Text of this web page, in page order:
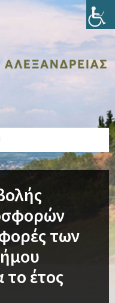
των
το έτος